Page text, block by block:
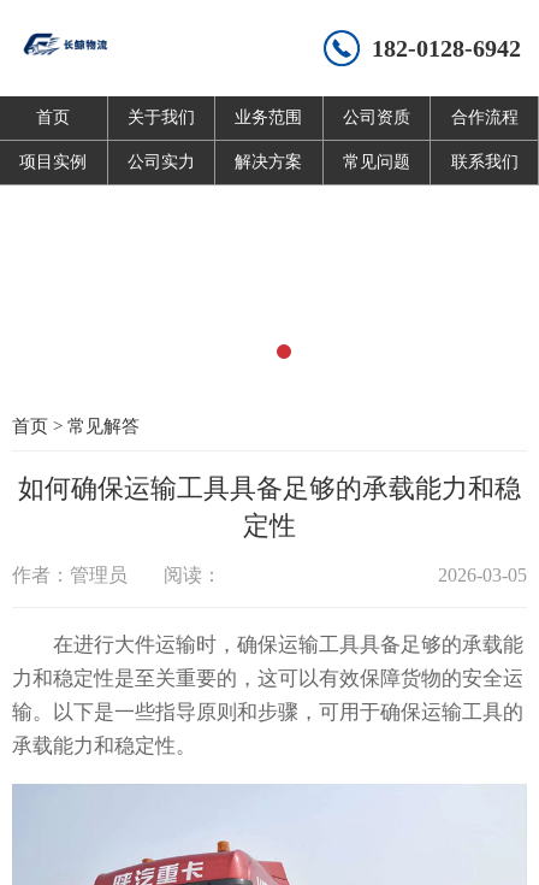
182-0128-6942
首页 关于我们 业务范围 公司资质 合作流程
项目实例 公司实力 解决方案 常见问题 联系我们
首页 > 常见解答
如何确保运输工具具备足够的承载能力和稳
定性
作者：管理员 阅读： 2026-03-05
在进行大件运输时，确保运输工具具备足够的承载能
力和稳定性是至关重要的，这可以有效保障货物的安全运
输。以下是一些指导原则和步骤，可用于确保运输工具的
承载能力和稳定性。